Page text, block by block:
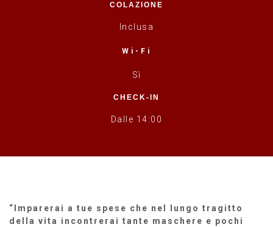
COLAZIONE
Inclusa
Wi-Fi
Sì
CHECK-IN
Dalle 14:00
“Imparerai a tue spese che nel lungo tragitto
della vita incontrerai tante maschere e pochi